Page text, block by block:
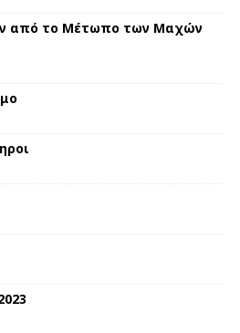
από το Μέτωπο των Μαχών